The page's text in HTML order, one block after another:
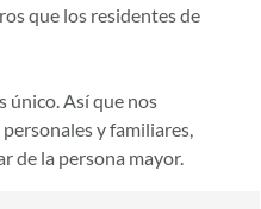
que los residentes de
único. Así que nos
y familiares,
de la persona mayor.